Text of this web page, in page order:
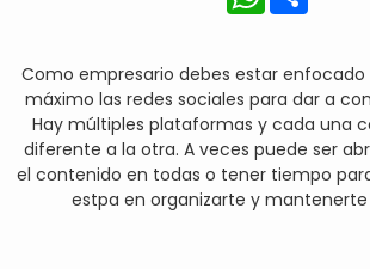
Como empresario debes estar enfocado
máximo las redes sociales para dar a
Hay múltiples plataformas y cada una
diferente a la otra. A veces puede ser
el contenido en todas o tener tiempo
estpa en organizarte y